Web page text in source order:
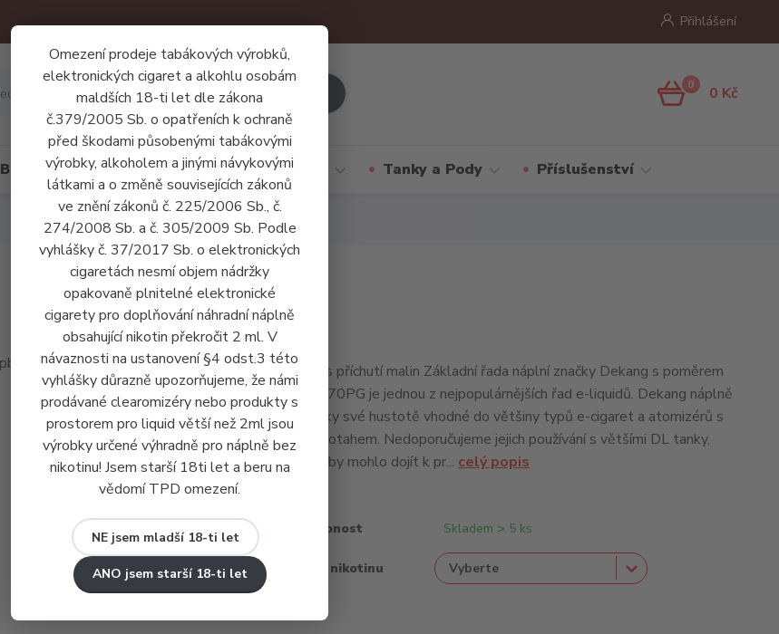
Omezení prodeje tabákových výrobků,
elektronických cigaret a alkohlu osobám
maldších 18-ti let dle zákona
č.379/2005 Sb. o opatřeních k ochraně
před škodami působenými tabákovými
výrobky, alkoholem a jinými návykovými
látkami a o změně souvisejících zákonů
ve znění zákonů č. 225/2006 Sb., č.
274/2008 Sb. a č. 305/2009 Sb. Podle
vyhlášky č. 37/2017 Sb. o elektronických
cigaretách nesmí objem nádržky
opakovaně plnitelné elektronické
cigarety pro doplňování náhradní náplně
obsahující nikotin překročit 2 ml. V
návaznosti na ustanovení §4 odst.3 této
vyhlášky důrazně upozorňujeme, že námi
prodávané clearomizéry nebo produkty s
prostorem pro liquid větší než 2ml jsou
výrobky určené výhradně pro náplně bez
nikotinu! Jsem starší 18ti let a beru na
vědomí TPD omezení.
NE jsem mladší 18-ti let
ANO jsem starší 18-ti let
Přihlášení
0 0 Kč
Báze a příchutě Jednorázové cigarety Tanky a Pody Příslušenství
Liquid s příchutí malin Základní řada náplní značky Dekang s poměrem
30VG/70PG je jednou z nejpopulárnějších řad e-liquidů. Dekang náplně
jsou díky své hustotě vhodné do většiny typů e-cigaret a atomizérů s
MTL potahem. Nedoporučujeme jejich používání s většími DL tanky,
jelikož by mohlo dojít k pr... celý popis
Dostupnost Skladem > 5 ks
Obsah nikotinu